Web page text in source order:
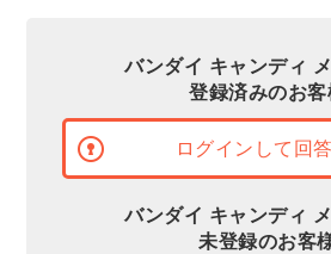
バンダイ キャンディ
登録済みのお客
ログインして回
バンダイ キャンディ
未登録のお客